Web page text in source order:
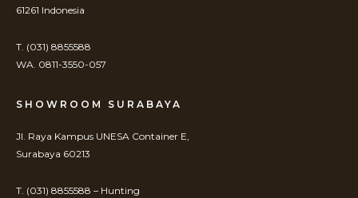
61261 Indonesia
T. (031) 8855588
WA. 0811-3550-057
SHOWROOM SURABAYA
Jl. Raya Kampus UNESA Container E,
Surabaya 60213
T. (031) 8855588 – Hunting